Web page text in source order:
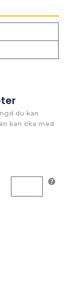
du kan
kan öka med